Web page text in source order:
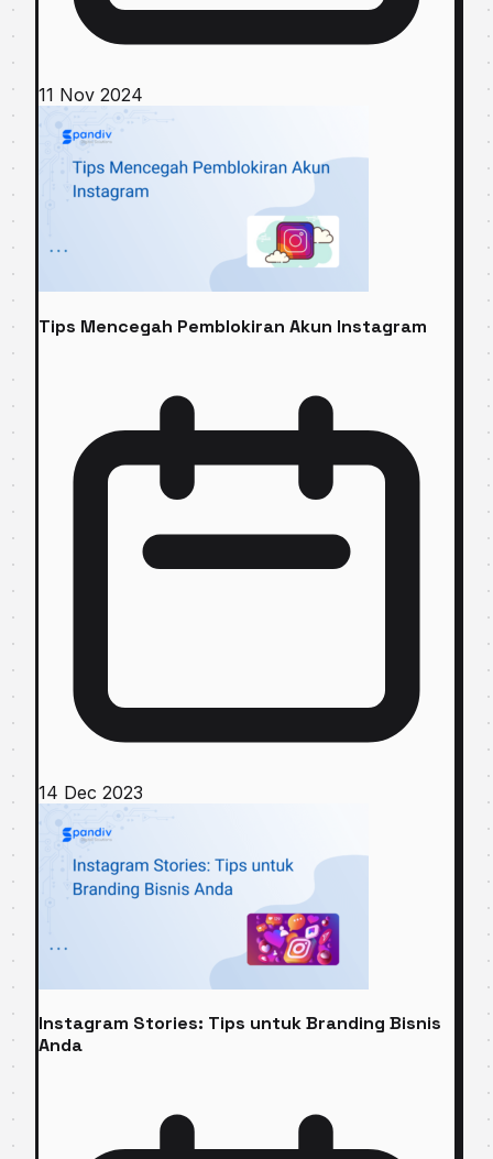
11 Nov 2024
Tips Mencegah Pemblokiran Akun Instagram
14 Dec 2023
Instagram Stories: Tips untuk Branding Bisnis
Anda